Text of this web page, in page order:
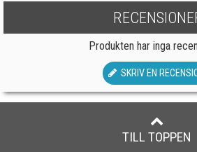
Produkten har inga
SKRIV EN
TILL TOPPEN